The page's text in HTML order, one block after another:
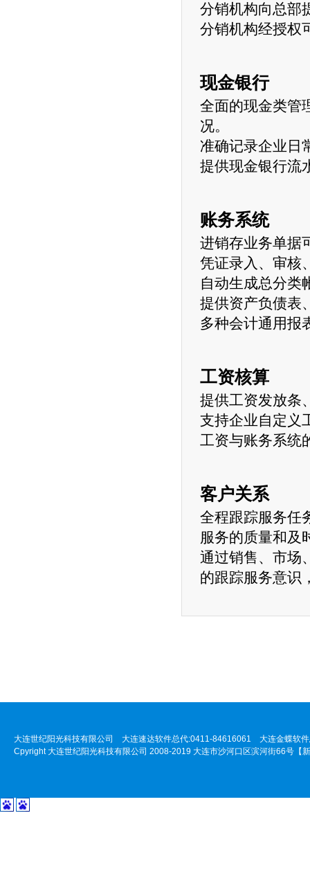
分销机构向总部
分销机构经授权
现金银行
全面的现金类管
况。
准确记录企业日
提供现金银行流
账务系统
进销存业务单据
凭证录入、审核
自动生成总分类
提供资产负债表
多种会计通用报
工资核算
提供工资发放条
支持企业自定义
工资与账务系统
客户关系
全程跟踪服务任
服务的质量和及
通过销售、市场
的跟踪服务意识
大连世纪阳光科技有限公司 大连速达软件总代:0411-84616061 大连金蝶软
Cpyright 大连世纪阳光科技有限公司 2008-2019 大连市沙河口区滨河街66号